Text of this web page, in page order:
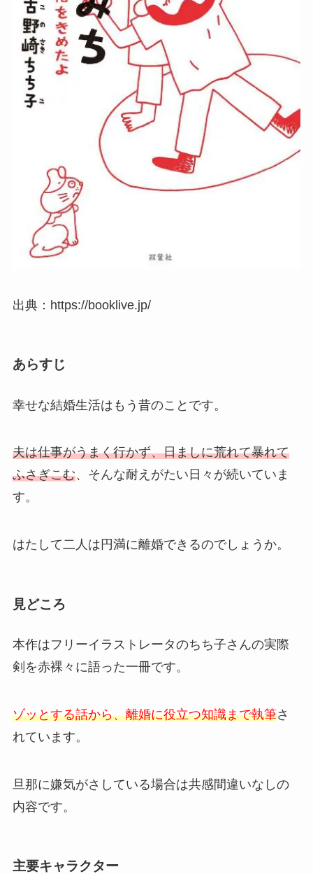
出典：https://booklive.jp/
あらすじ
幸せな結婚生活はもう昔のことです。
夫は仕事がうまく行かず、日ましに荒れて暴れて
ふさぎこむ、そんな耐えがたい日々が続いていま
す。
はたして二人は円満に離婚できるのでしょうか。
見どころ
本作はフリーイラストレータのちち子さんの実際
剣を赤裸々に語った一冊です。
ゾッとする話から、離婚に役立つ知識まで執筆さ
れています。
旦那に嫌気がさしている場合は共感間違いなしの
内容です。
主要キャラクター